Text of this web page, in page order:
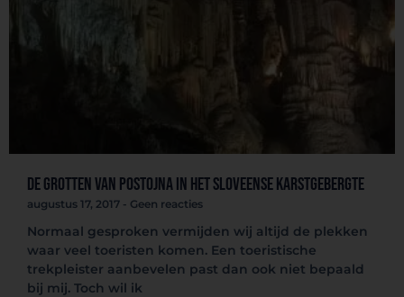
De grotten van Postojna in het Sloveense Karstgebergte
augustus 17, 2017 Geen reacties
Normaal gesproken vermijden wij altijd de plekken
waar veel toeristen komen. Een toeristische
trekpleister aanbevelen past dan ook niet bepaald
bij mij. Toch wil ik